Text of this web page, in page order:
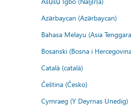
Azərbaycan (Azərbaycan)
Bahasa Melayu (Asia
Bosanski (Bosna i
Català (català)
Čeština (Česko)
Cymraeg (Y Deyrnas Unedig)